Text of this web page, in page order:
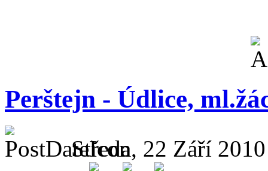
Perštejn - Údlice,
Středa, 22 Září